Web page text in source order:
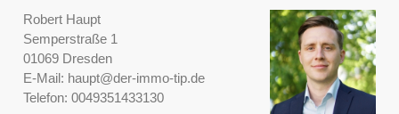
Robert Haupt
Semperstraße 1
01069 Dresden
E-Mail: haupt@der-immo-tip.de
Telefon: 0049351433130